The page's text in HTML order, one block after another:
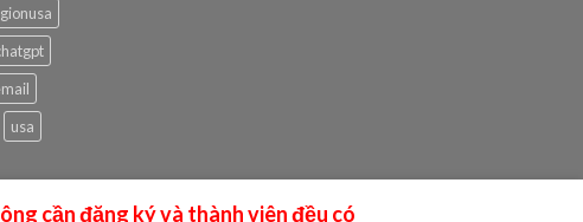
usa
cần đăng ký và thành viên đều có